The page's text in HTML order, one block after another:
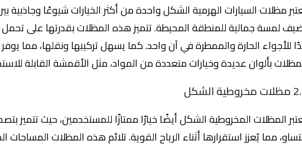
مظلات السيارات الهرمية الشكل واحدة من أكثر الخيارات شيوعًا
لمسة جمالية للمنطقة المحيطة. تتميز هذه المظلات بقدرتها على تحمل
للأجواء الحارة والممطرة في آن واحد. كما يسهل تركيبها ونقلها، مما
بألوان عديدة وخيارات متعددة من المواد، مثل الأقمشة القابلة
الشكل
المظلات المخروطية الشكل أيضًا خيارًا ممتازًا للمستخدمين، حيث تتميز
مما يُعزز استقرارها أثناء الرياح القوية. تلائم هذه المظلات